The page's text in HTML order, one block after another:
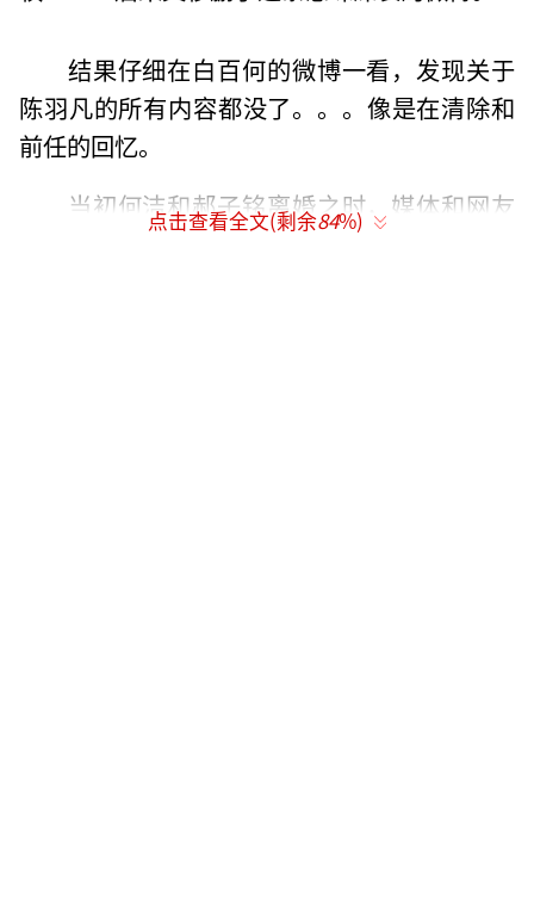
结果仔细在白百何的微博一看，发现关于
陈羽凡的所有内容都没了。。。像是在清除和
前任的回忆。
当初何洁和郝子铭离婚之时，媒体和网友
也是先从微博里看出来问题的。
点击查看全文(剩余84%)